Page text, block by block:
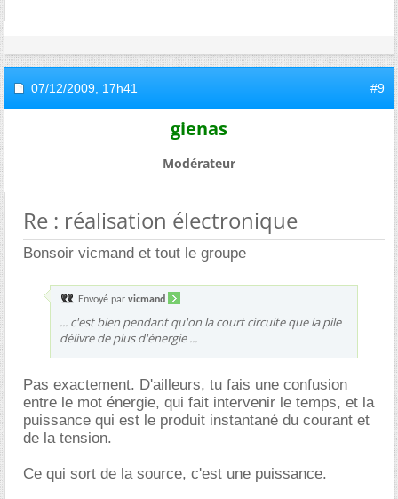
07/12/2009, 17h41 #9
gienas
Modérateur
Re : réalisation électronique
Bonsoir vicmand et tout le groupe
Envoyé par vicmand
... c'est bien pendant qu'on la court circuite que la pile
délivre de plus d'énergie ...
Pas exactement. D'ailleurs, tu fais une confusion
entre le mot énergie, qui fait intervenir le temps, et la
puissance qui est le produit instantané du courant et
de la tension.
Ce qui sort de la source, c'est une puissance.